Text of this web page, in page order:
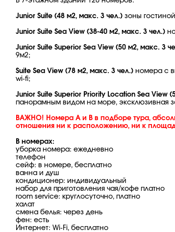
Junior Suite (48 м2, макс. 3 чел.) зоны
Junior Suite Sea View (38-40 м2, макс. 3 чел.)
Junior Suite Superior Sea View (50 м2, макс. 3
9м2;
Suite Sea View (78 м2, макс. 3 чел.) номера с
wi-fi;
Junior Suite Superior Priority Location Sea View
панорамным видом на море, эксклюзивная
ВАЖНО! Номера А и В в подборе тура,
отношения ни к расположению, ни к
В номерах:
уборка номера: ежедневно
телефон
сейф: в номере, бесплатно
ванна и душ
кондиционер: индивидуальный
набор для приготовления чая/кофе платно
room service: круглосуточно, платно
халат
смена белья: через день
фен: есть
Интернет: Wi-Fi, бесплатно